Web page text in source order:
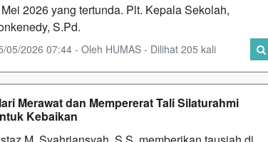
2026 yang tertunda. Plt. Kepala Sekolah,
S.Pd.
05/2026 07:44 - Oleh HUMAS - Dilihat 205 kali
Merawat dan Mempererat Tali Silaturahmi
Kebaikan